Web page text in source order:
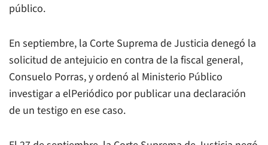
público.
En septiembre, la Corte Suprema de Justicia denegó la
solicitud de antejuicio en contra de la fiscal general,
Consuelo Porras, y ordenó al Ministerio Público
investigar a elPeriódico por publicar una declaración
de un testigo en ese caso.